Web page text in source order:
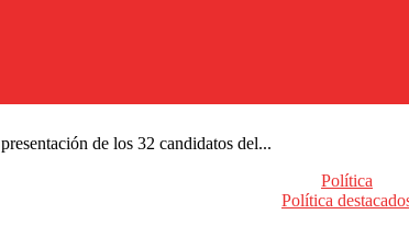
de los 32 candidatos del...
Política
Política